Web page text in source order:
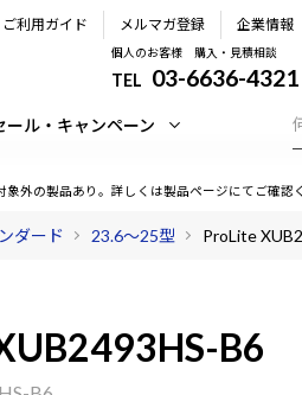
ご利用ガイド メルマガ登録 企業情報
個人のお客様 購入・見積相談
TEL 03-6636-4321
ール・キャンペーン
象外の製品あり。詳しくは製品ページにてご確認
ダード 23.6～25型 ProLite
B6